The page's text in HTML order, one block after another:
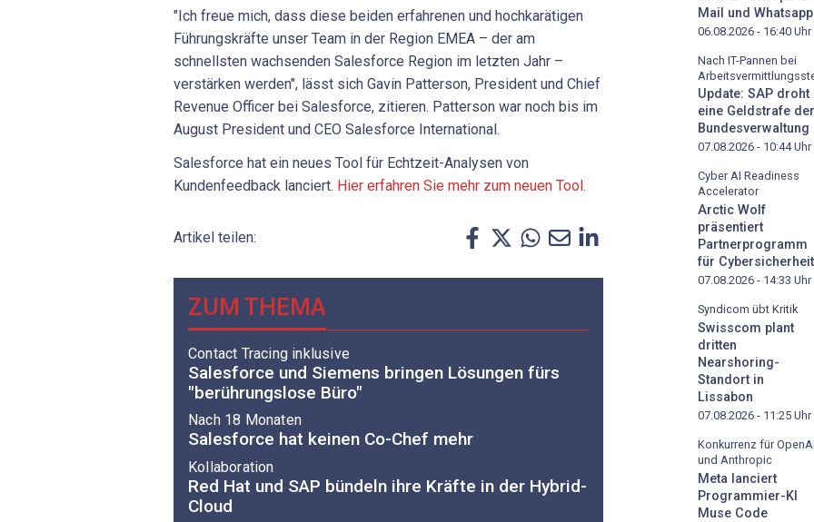
"Ich freue mich, dass diese beiden erfahrenen und hochkarätigen
Führungskräfte unser Team in der Region EMEA – der am
schnellsten wachsenden Salesforce Region im letzten Jahr –
verstärken werden", lässt sich Gavin Patterson, President und Chief
Revenue Officer bei Salesforce, zitieren. Patterson war noch bis im
August President und CEO Salesforce International.
Salesforce hat ein neues Tool für Echtzeit-Analysen von
Kundenfeedback lanciert. Hier erfahren Sie mehr zum neuen Tool.
Artikel teilen:
ZUM THEMA
Contact Tracing inklusive
Salesforce und Siemens bringen Lösungen fürs
"berührungslose Büro"
Nach 18 Monaten
Salesforce hat keinen Co-Chef mehr
Kollaboration
Red Hat und SAP bündeln ihre Kräfte in der Hybrid-
Cloud
Mail und Whatsapp
06.08.2026 - 16:40 Uhr
Nach IT-Pannen bei
Update: SAP droht
eine Geldstrafe der
Bundesverwaltung
07.08.2026 - 10:44Uhr
Cyber AI Readiness
Accelerator
Arctic Wolf
präsentiert
Partnerprogramm
für Cybersicherheit
07.08.2026 - 14:33 Uhr
Syndicom übt Kritik
Swisscom plant
dritten
Nearshoring-
Standort in
Lissabon
07.08.2026 - 11:25 Uhr
Konkurrenz für OpenAI
und Anthropic
Meta lanciert
Programmier-KI
Muse Code